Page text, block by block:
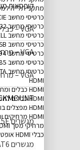
מתקני תלייה
כרטיסי מחשב PCI/PCIE
כרטיסי מחשב RS232
כרטיסי מחשב PARALELL
כרטיסי מחשב USB
כרטיסי מחשב FIRE WIRE 1394
כרטיסי מחשב RS485
כרטיסי מחשב SATA/ESATA
HDMI
HDMI כבלים ומתאמים
HDMI כבלים להשחלה ולחיצה
HDMI מפצלים בוררים וממירים
HDMI מרחיקים וממתגי KVM
מרחיקי מסך HDMI
כבלי HDMI אופטיים להשחלה
קופסאות
VGA – כבלים, מתאמים וכבלים להשחלה
VGA – מרחיקים וממירים
VGA – מרחיקי KVM וממתגי KVM
מגשרים RJ45 CAT5E תקני יצוק
מגשרים RJ45 CAT6 תקני יצוק